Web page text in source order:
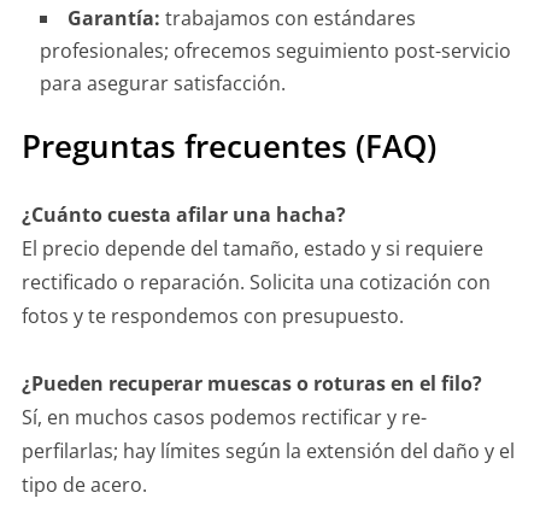
Garantía: trabajamos con estándares
profesionales; ofrecemos seguimiento post-servicio
para asegurar satisfacción.
Preguntas frecuentes (FAQ)
¿Cuánto cuesta afilar una hacha?
El precio depende del tamaño, estado y si requiere
rectificado o reparación. Solicita una cotización con
fotos y te respondemos con presupuesto.
¿Pueden recuperar muescas o roturas en el filo?
Sí, en muchos casos podemos rectificar y re-
perfilarlas; hay límites según la extensión del daño y el
tipo de acero.